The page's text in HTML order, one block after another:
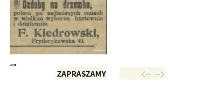
Wróć
ZAPRASZAMY